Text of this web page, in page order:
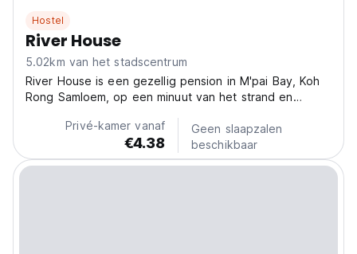
Hostel
River House
5.02km van het stadscentrum
River House is een gezellig pension in M'pai Bay, Koh
Rong Samloem, op een minuut van het strand en
perfect voor relaxte backpackers. (Auto-translated
from original language)
Privé-kamer vanaf
€4.38
Geen slaapzalen
beschikbaar